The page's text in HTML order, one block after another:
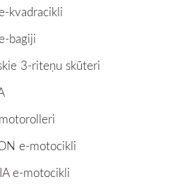
kvadracikli
bagiji
3-riteņu skūteri
e-motocikli
e-motocikli